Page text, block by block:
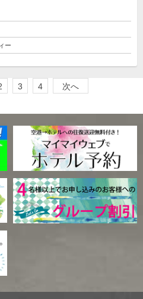
ー
3 4 次へ